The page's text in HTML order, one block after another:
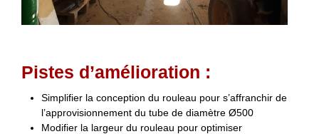
Pistes d’amélioration :
Simplifier la conception du rouleau pour s’affranchir de
l’approvisionnement du tube de diamètre Ø500
Modifier la largeur du rouleau pour optimiser